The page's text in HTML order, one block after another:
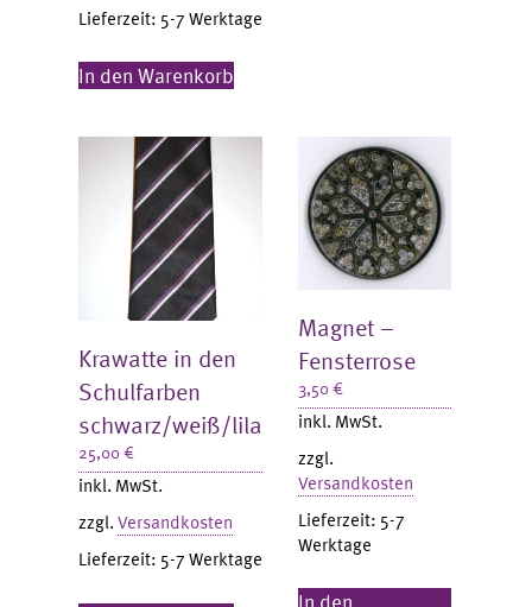
Lieferzeit: 5-7 Werktage
In den Warenkorb
Krawatte in den
Schulfarben
schwarz/weiß/lila
25,00€
inkl. MwSt.
zzgl.Versandkosten
Lieferzeit: 5-7 Werktage
Magnet –
Fensterrose
3,50€
inkl. MwSt.
zzgl.
Versandkosten
Lieferzeit: 5-7
Werktage